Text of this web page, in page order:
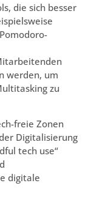
die sich besser
werden, um
zu
freie Zonen
Digitalisierung
tech use“
digitale